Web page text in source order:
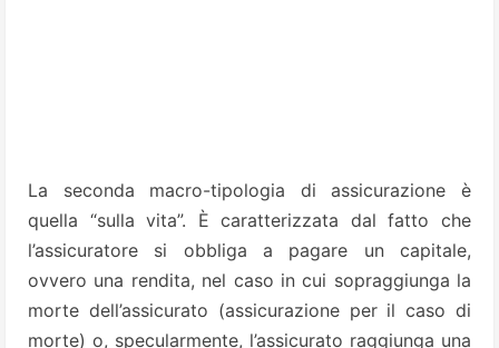
La seconda macro-tipologia di assicurazione è
quella “sulla vita”. È caratterizzata dal fatto che
l’assicuratore si obbliga a pagare un capitale,
ovvero una rendita, nel caso in cui sopraggiunga la
morte dell’assicurato (assicurazione per il caso di
morte) o, specularmente, l’assicurato raggiunga una